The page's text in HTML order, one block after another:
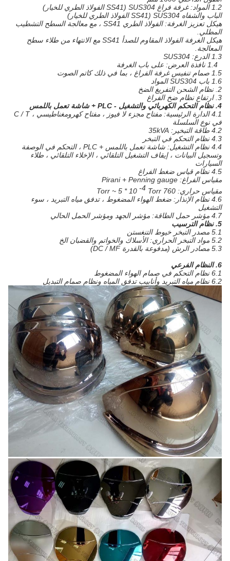
1.2 المواد: غرفة فراغ SUS304 (SS41 الفولاذ الطري للخيار)
الباب والشفاه SUS304 (SS41 الفولاذ الطري للخيار)
هيكل تعزيز الغرفة: الفولاذ الطري SS41 ، مع معالجة السطح التشطيب
المطلي.
هيكل الغرفة الفولاذ المقاوم للصدأ SS41 مع الانتهاء من طلاء سطح
المعالجة.
1.3 الدرع:
SUS304
1.4 نافذة العرض: على باب الغرفة
1.5 صمام تنفيس غرفة الفراغ ، بما في ذلك كاتم الصوت
1.6 باب SUS304 المواد
2. نظام الشحن التفريغ الضخ
3. ارتفاع نظام ضخ الفراغ
4. نظام التحكم الكهربائي والتشغيل - PLC + شاشة تعمل باللمس
4.1 الدارة الرئيسية: مفتاح مجزء لا فيوز ، مفتاح كهرومغناطيسي ، C / T
في نوع السلسلة
4.2 طاقة التبخير: 35kVA
4.3 نظام التحكم في التبخر
4.4 نظام التشغيل: شاشة تعمل باللمس + PLC ، التحكم في الوصفة
وتسجيل البيانات ، إيقاف التشغيل التلقائي ، الإخلاء التلقائي ، طلاء
السيارات
4.5 نظام قياس ضغط الفراغ
مقياس الفراغ: Pirani + Penning gauge
مقياس حراري: 760 Torr ~ 5 * 10
-4 Torr
4.6 نظام الإنذار: ضغط الهواء المضغوط ، تدفق مياه التبريد ، سوء
التشغيل
4.7 مؤشر حمل الطاقة: مؤشر الجهد ومؤشر الحمل الحالي
5. نظام الترسيب
5.1 مصدر التبخر خيوط التنغستن
5.2 مواد التبخر الحراري: الأسلاك والخواتم والقضبان الخ
5.3 مصادر الرش (مدفوعة بالقدرة DC / MF)
6. النظام الفرعي
6.1 نظام التحكم في صمام الهواء المضغوط
6.2 نظام مياه التبريد وأنابيب تدفق المياه ونظام صمام التبديل